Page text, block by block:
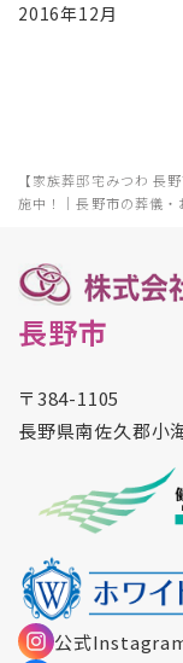
【家族葬邸宅みつわ 長
施中！｜長野市の葬儀
2016年12月
長野市
〒384-1105
長野県南佐久郡小
公式